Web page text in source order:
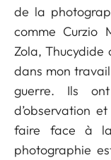
de la
comme Curzio
Zola, Thucydide
dans mon
guerre. Ils
d’observation
faire face à
photographie